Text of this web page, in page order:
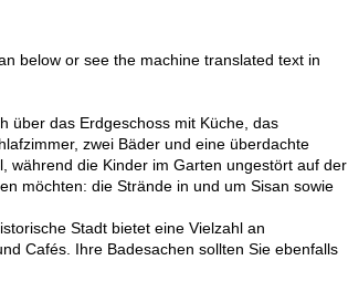
below or see the machine translated text in
über das Erdgeschoss mit Küche, das
zwei Bäder und eine überdachte
während die Kinder im Garten ungestört auf der
möchten: die Strände in und um Sisan sowie
Stadt bietet eine Vielzahl an
Cafés. Ihre Badesachen sollten Sie ebenfalls